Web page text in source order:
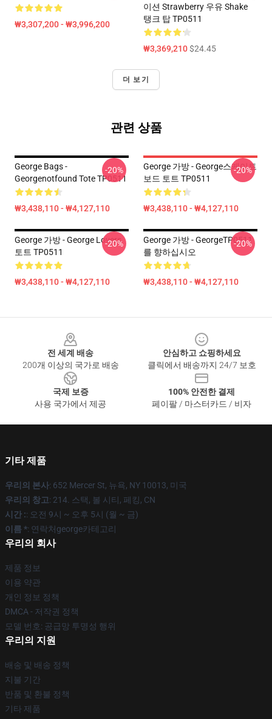
₩3,307,200 - ₩3,996,200
이션 Strawberry 우유 Shake
탱크 탑 TP0511
₩3,369,210$24.45
더 보기
관련 상품
George Bags -
Georgenotfound Tote TP0511
₩3,438,110 - ₩4,127,110
-20%
George 가방 - George스케이트
보드 토트 TP0511
₩3,438,110 - ₩4,127,110
-20%
George 가방 - George Lovers
토트 TP0511
₩3,438,110 - ₩4,127,110
-20%
George 가방 - GeorgeTP0511
를 향하십시오
₩3,438,110 - ₩4,127,110
-20%
전 세계 배송
200개 이상의 국가로 배송
안심하고 쇼핑하세요
클릭에서 배송까지 24/7 보호
국제 보증
사용 국가에서 제공
100% 안전한 결제
페이팔 / 마스터카드 / 비자
기타 제품
우리의 본사: 652 Mercer St, 뉴욕, NY 10013, 미국
우리의 창고: 214. 스택, 볼 시티, 페킹, CN
시간 :: 오전 9시 ~ 오후 5시 (월 ~ 금)
이름 *: 연락처george카테고리
우리의 회사
제품 정보
이용 약관
개인 정보 정책
DMCA - 저작권 정책
모델 번호: 공급망 투명성 행위
우리의 지원
배송 및 배송 정책
지불 기간
반품 및 환불 정책
기타 제품